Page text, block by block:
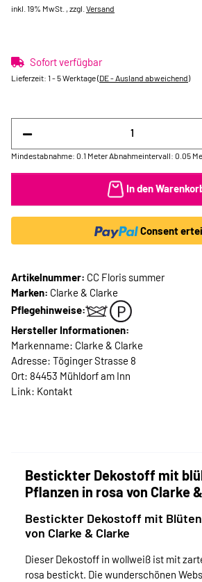
inkl. 19% MwSt. , zzgl. Versand
Sofort verfügbar
Lieferzeit: 1 - 5 Werktage(DE - Ausland abweichend)
Mindestabnahme: 0.1 Meter Abnahmeintervall: 0.05
In den
Consent
Artikelnummer: CC Floris summer
Marken: Clarke & Clarke
Pflegehinweise:
Hersteller Informationen:
Markenname: Clarke & Clarke
Adresse: Töginger Strasse 8
Ort: 84453 Mühldorf am Inn
Link: Kontakt
Bestickter Dekostoff mit
Pflanzen in rosa von Clarke
Bestickter Dekostoff mit
von Clarke & Clarke
Dieser Dekostoff in wollweiß ist mit
rosa bestickt. Die wunderschönen